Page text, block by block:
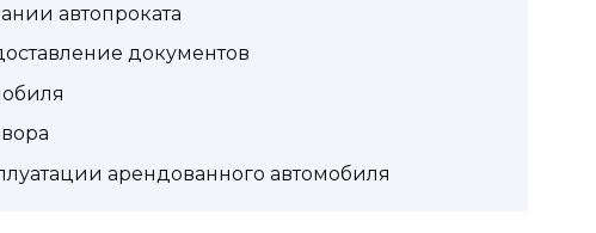
автопроката
документов
арендованного автомобиля